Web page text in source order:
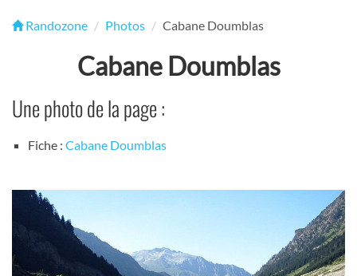
Randozone Photos Cabane Doumblas
Cabane Doumblas
Une photo de la page :
Fiche : Cabane Doumblas